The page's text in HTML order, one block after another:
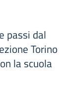
passi dal
Torino
la scuola